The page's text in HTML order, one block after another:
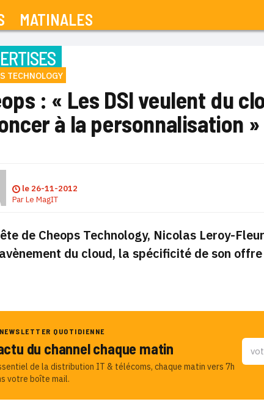
MATINALES
TECHNOLOGY
: « Les DSI veulent du
à la personnalisation »
le 26-11-2012
ParLe MagIT
de Cheops Technology, Nicolas Leroy-
du cloud, la spécificité de son
QUOTIDIENNE
du channel chaque matin
de la distribution IT & télécoms, chaque matin vers 7h
votre boîte mail.